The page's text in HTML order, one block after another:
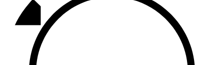
Базарлы матак
107,1 FM
Балык бистәсе